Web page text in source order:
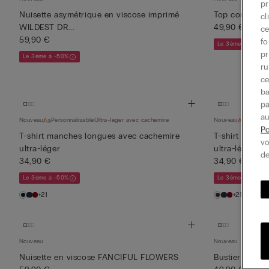
Nuisette asymétrique en viscose imprimé
WILDEST DR...
59,90 €
Le 3ème à -50%
Top construit
49,90 €
Le 3ème à -50%
Nouveau PersonnalisableUltra-léger avec cachemire
T-shirt manches longues avec cachemire
ultra-léger
34,90 €
Le 3ème à -50%
+21
Nouveau
T-shirt
ultra-léger
34,90 €
Le 3ème à -50%
+21
Nouveau
Nuisette en viscose FANCIFUL FLOWERS
Nouveau
Bustier